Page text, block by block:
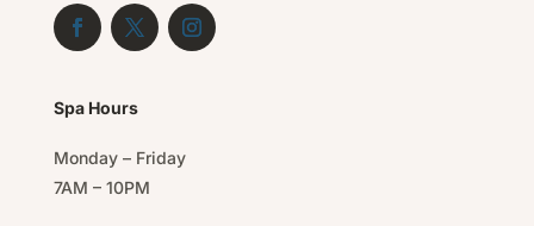
Spa Hours
Monday – Friday
7AM – 10PM